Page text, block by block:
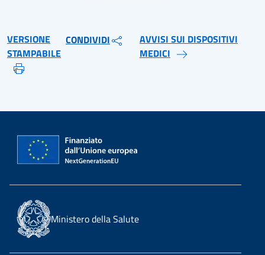
VERSIONE
STAMPABILE
CONDIVIDI
AVVISI SUI DISPOSITIVI
MEDICI
Ministero della Salute